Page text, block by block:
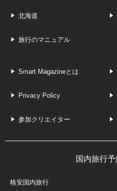
北海道
旅行のマニュアル
Smart Magazineとは
Privacy Policy
参加クリエイター
国内旅行予
格安国内旅行